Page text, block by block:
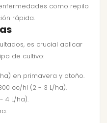
como repilo
rápida.
es crucial aplicar
de cultivo:
en primavera y otoño.
cc/hl (2 - 3 L/ha).
4 L/ha).